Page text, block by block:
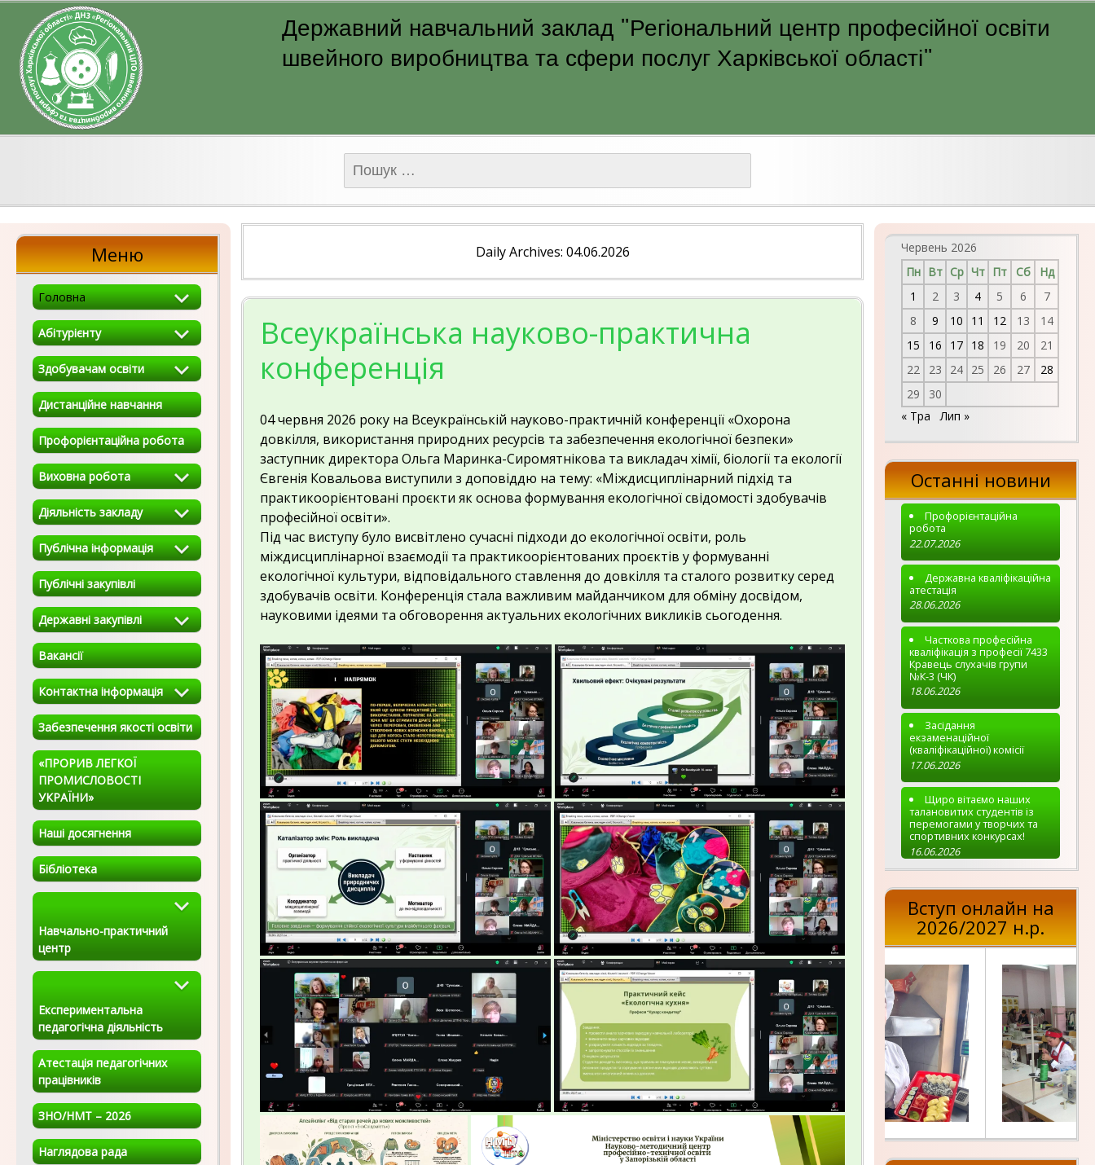
Державний навчальний заклад "Регіональний центр професійної освіти
швейного виробництва та сфери послуг Харківської області"
Daily Archives: 04.06.2026
Всеукраїнська науково-практична
конференція
04 червня 2026 року на Всеукраїнській науково-практичній конференції «Охорона
довкілля, використання природних ресурсів та забезпечення екологічної безпеки»
заступник директора Ольга Маринка-Сиромятнікова та викладач хімії, біології та екології
Євгенія Ковальова виступили з доповіддю на тему: «Міждисциплінарний підхід та
практикоорієнтовані проєкти як основа формування екологічної свідомості здобувачів
професійної освіти».
Під час виступу було висвітлено сучасні підходи до екологічної освіти, роль
міждисциплінарної взаємодії та практикоорієнтованих проєктів у формуванні
екологічної культури, відповідального ставлення до довкілля та сталого розвитку серед
здобувачів освіти. Конференція стала важливим майданчиком для обміну досвідом,
науковими ідеями та обговорення актуальних екологічних викликів сьогодення.
Меню
Головна
Абітурієнту
Здобувачам освіти
Дистанційне навчання
Профорієнтаційна робота
Виховна робота
Діяльність закладу
Публічна інформація
Публічні закупівлі
Державні закупівлі
Вакансії
Контактна інформація
Забезпечення якості освіти
«ПРОРИВ ЛЕГКОЇ
ПРОМИСЛОВОСТІ
УКРАЇНИ»
Наші досягнення
Бібліотека
Навчально-практичний
центр
Експериментальна
педагогічна діяльність
Атестація педагогічних
працівників
ЗНО/НМТ – 2026
Наглядова рада
Червень 2026
Пн Вт Ср Чт Пт Сб
Нд
1
2 3 4 5 6
7
8
9 10 11 12 13
14
15
16 17 18 19 20
21
22
23 24 25 26 27
28
29
30
« Тра
Лип »
Останні новини
Профорієнтаційна
робота
22.07.2026
Державна кваліфікаційна
атестація
28.06.2026
Часткова професійна
кваліфікація з професії 7433
Кравець слухачів групи
№К-3 (ЧК)
18.06.2026
Засідання
екзаменаційної
(кваліфікаційної) комісії
17.06.2026
Щиро вітаємо наших
талановитих студентів із
перемогами у творчих та
спортивних конкурсах!
16.06.2026
Вступ онлайн на
2026/2027 н.р.